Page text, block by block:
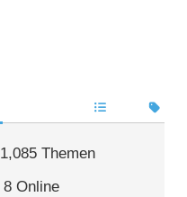
1,085 Themen
8 Online